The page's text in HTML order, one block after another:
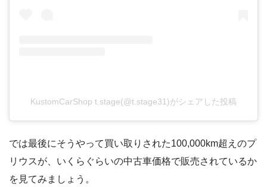
KustomCarShop t.stage(@t.stage31)がシェアした投稿
では最後にそうやって買い取りされた100,000km超えのプ
リウスが、いくらぐらいの中古車価格で販売されているか
を見てみましょう。